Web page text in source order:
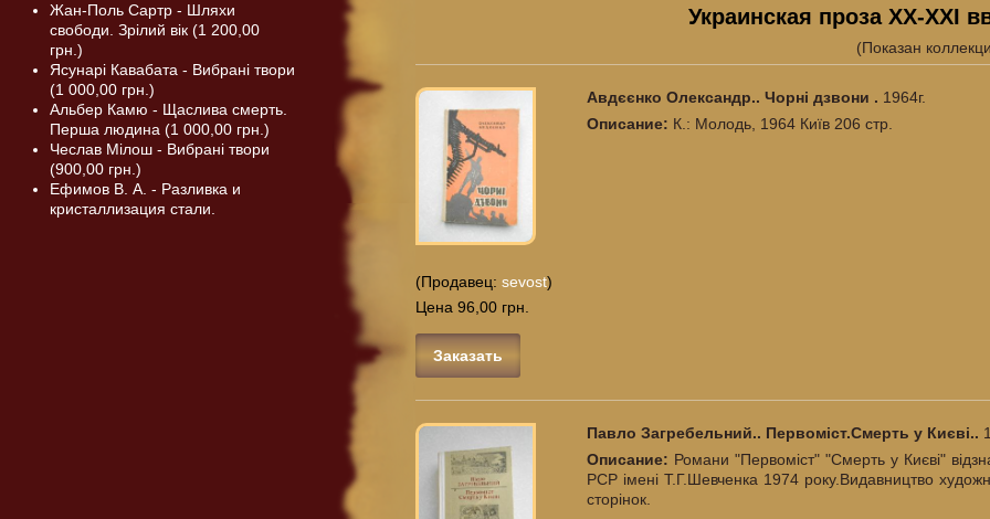
Украинская проза XX-XXI
(Показан
(Продавец:sevost)
Цена 96,00 грн.
Заказать
Авдєєнко Олександр.. Чорні дзвони . 1964г.
Описание: К.: Молодь, 1964 Київ 206 стр.
Павло Загребельний.. Первоміст.Смерть у Києві..
Описание: Романи "Первоміст" "Смерть у Києві"
РСР імені Т.Г.Шевченка 1974 року.Видавництво
сторінок.
Жан-Поль Сартр - Шляхи
свободи. Зрілий вік (1 200,00
грн.)
Ясунарі Кавабата - Вибрані твори
(1 000,00 грн.)
Альбер Камю - Щаслива смерть.
Перша людина (1 000,00 грн.)
Чеслав Мілош - Вибрані твори
(900,00 грн.)
Ефимов В. А. - Разливка и
кристаллизация стали.